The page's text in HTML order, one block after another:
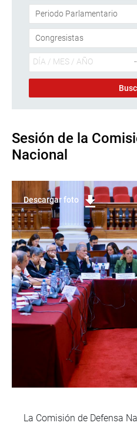
Sesión de la
Nacional
Descargar foto
La Comisión de Defensa